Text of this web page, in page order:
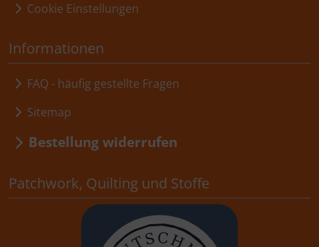
Cookie Einstellungen
Informationen
FAQ - häufig gestellte Fragen
Sitemap
Bestellung widerrufen
Patchwork, Quilting und Stoffe